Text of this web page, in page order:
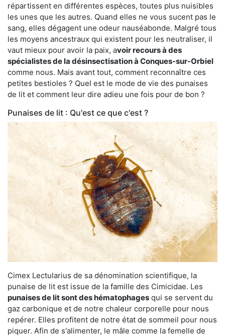
répartissent en différentes espèces, toutes plus nuisibles
les unes que les autres. Quand elles ne vous sucent pas le
sang, elles dégagent une odeur nauséabonde. Malgré tous
les moyens ancestraux qui existent pour les neutraliser, il
vaut mieux pour avoir la paix, avoir recours à des
spécialistes de la désinsectisation à Conques-sur-Orbiel
comme nous. Mais avant tout, comment reconnaître ces
petites bestioles ? Quel est le mode de vie des punaises
de lit et comment leur dire adieu une fois pour de bon ?
Punaises de lit : Qu'est ce que c'est ?
Cimex Lectularius de sa dénomination scientifique, la
punaise de lit est issue de la famille des Cimicidae. Les
punaises de lit sont des hématophages qui se servent du
gaz carbonique et de notre chaleur corporelle pour nous
repérer. Elles profitent de notre état de sommeil pour nous
piquer. Afin de s'alimenter, le mâle comme la femelle de